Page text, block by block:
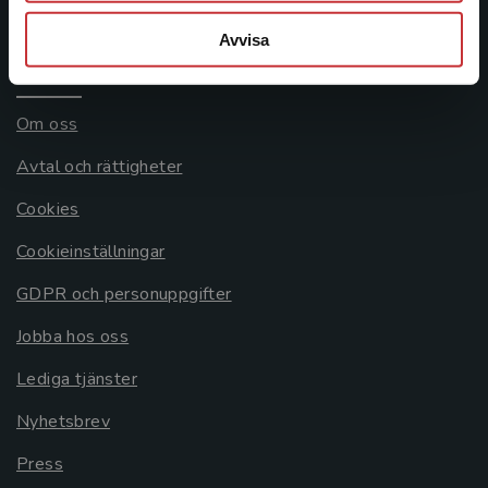
Avvisa
Systemkrav
Allmänna länkar
Om oss
Avtal och rättigheter
Cookies
Cookieinställningar
GDPR och personuppgifter
Jobba hos oss
Lediga tjänster
Nyhetsbrev
Press